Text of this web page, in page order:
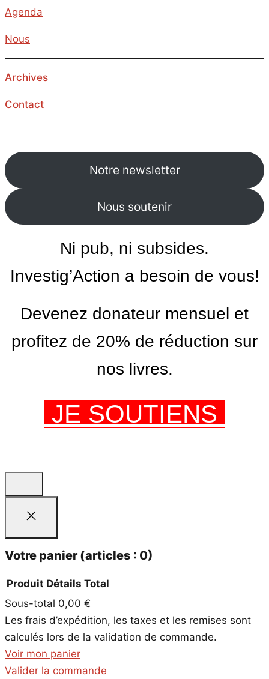
Agenda
Nous
Archives
Contact
Notre newsletter
Nous soutenir
Ni pub, ni subsides.
Investig’Action a besoin de vous!
Devenez donateur mensuel et
profitez de 20% de réduction sur
nos livres.
JE SOUTIENS
Votre panier (articles : 0)
Produits
dans
le
panier
Produit Détails Total
Sous-total 0,00 €
Les frais d’expédition, les taxes et les remises sont
calculés lors de la validation de commande.
Voir mon panier
Valider la commande